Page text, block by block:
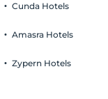
Cunda Hotels
Amasra Hotels
Zypern Hotels